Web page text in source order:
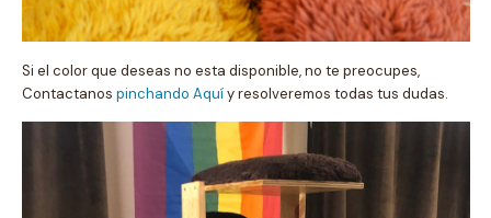
Si el color que deseas no esta disponible, no te preocupes,
Contactanos pinchando Aquíy resolveremos todas tus dudas.